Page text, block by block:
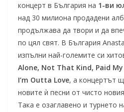
концерт в България на 1-ви
над 30 милиона продадени
продължава да твори и да
по цял свят. В България
изпълни най-големите си
Alone, Not That Kind, Paid
I’m Outta Love, а концертът
новите ѝ песни от чисто
Така е озаглавено и турнето